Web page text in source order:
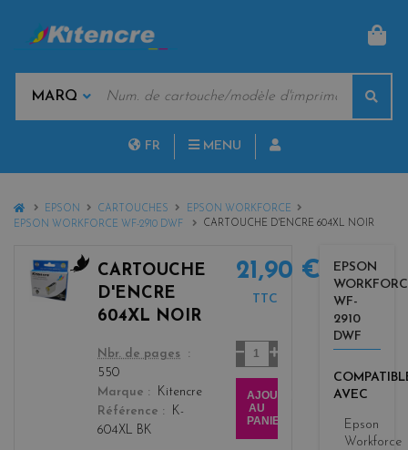
MARQUES
CLÉS
FR MENU
HOMEEPSON CARTOUCHES
EPSON WORKFORCE
EPSON WORKFORCE WF-2910 DWF
CARTOUCHE D'ENCRE 604XL NOIR
CARTOUCHE
D'ENCRE
604XL NOIR
color
Nbr. de pages
550
Marque
Kitencre
Référence
K-
604XL BK
21,90 €
TTC
Quantité
AJOUTER
AU
PANIER
EPSON
WF-
2910
DWF
AVEC
Epson
Workforce